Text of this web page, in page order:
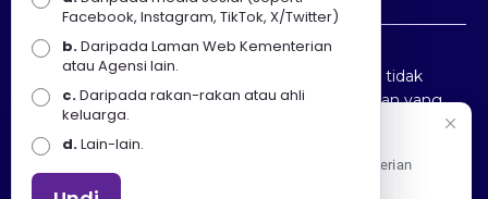
Penafian : Kerajaan Malaysia dan Kementerian
Pelancongan Seni dan Budaya (MOTAC) adalah tidak
bertanggungjawab atas kehilangan atau kerugian yang
disebabkan oleh penggunaan mana-mana maklumat
yang diperolehi dari portal ini.
Facebook, Instagram, TikTok, X/Twitter)
b.Daripada Laman Web Kementerian
atau Agensi lain.
c.Daripada rakan-rakan atau ahli
keluarga.
d.Lain-lain.
Apa Khabar! Selamat datang ke Portal Rasmi Kementerian
Pelancongan, Seni dan Budaya